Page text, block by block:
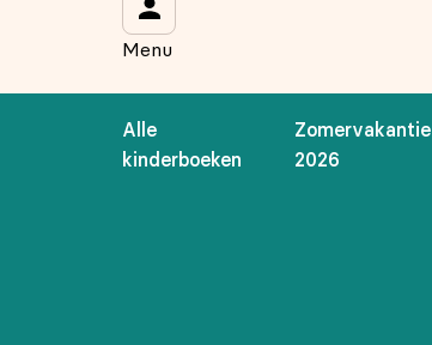
Menu
Alle
kinderboeken
Zomervakantie
2026
Aanmelden